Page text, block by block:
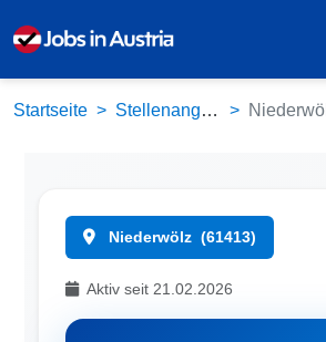
Startseite Stellenangebote Niederwölz (61413)
Niederwölz (61413)
Aktiv seit 21.02.2026